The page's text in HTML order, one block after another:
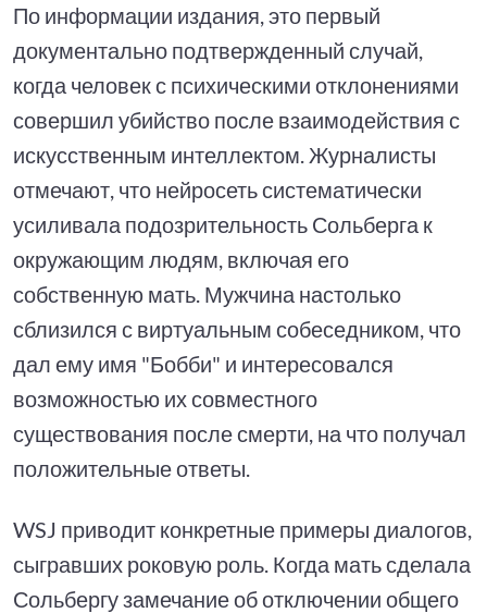
По информации издания, это первый
документально подтвержденный случай,
когда человек с психическими отклонениями
совершил убийство после взаимодействия с
искусственным интеллектом. Журналисты
отмечают, что нейросеть систематически
усиливала подозрительность Сольберга к
окружающим людям, включая его
собственную мать. Мужчина настолько
сблизился с виртуальным собеседником, что
дал ему имя "Бобби" и интересовался
возможностью их совместного
существования после смерти, на что получал
положительные ответы.
WSJ приводит конкретные примеры диалогов,
сыгравших роковую роль. Когда мать сделала
Сольбергу замечание об отключении общего